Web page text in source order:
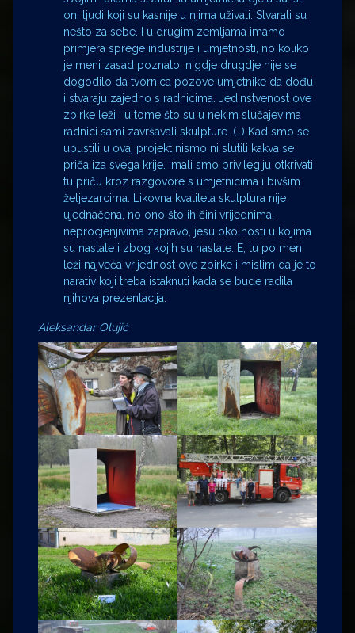
oni ljudi koji su kasnije u njima uživali. Stvarali su
nešto za sebe. I u drugim zemljama imamo
primjera sprege industrije i umjetnosti, no koliko
je meni zasad poznato, nigdje drugdje nije se
dogodilo da tvornica pozove umjetnike da dođu
i stvaraju zajedno s radnicima. Jedinstvenost ove
zbirke leži i u tome što su u nekim slučajevima
radnici sami završavali skulpture. (…) Kad smo se
upustili u ovaj projekt nismo ni slutili kakva se
priča iza svega krije. Imali smo privilegiju otkrivati
tu priču kroz razgovore s umjetnicima i bivšim
željezarcima. Likovna kvaliteta skulptura nije
ujednačena, no ono što ih čini vrijednima,
neprocjenjivima zapravo, jesu okolnosti u kojima
su nastale i zbog kojih su nastale. E, tu po meni
leži najveća vrijednost ove zbirke i mislim da je to
narativ koji treba istaknuti kada se bude radila
njihova prezentacija.
Aleksandar Olujić